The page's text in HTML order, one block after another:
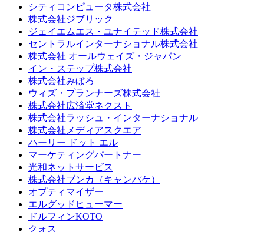
シティコンピュータ株式会社
株式会社ジブリック
ジェイエムエス・ユナイテッド株式会社
セントラルインターナショナル株式会社
株式会社 オールウェイズ・ジャパン
イン・ステップ株式会社
株式会社みぼろ
ウィズ・プランナーズ株式会社
株式会社広済堂ネクスト
株式会社ラッシュ・インターナショナル
株式会社メディアスクエア
ハーリー ドット エル
マーケティングパートナー
光和ネットサービス
株式会社ブンカ（キャンパケ）
オプティマイザー
エルグッドヒューマー
ドルフィンKOTO
クォス